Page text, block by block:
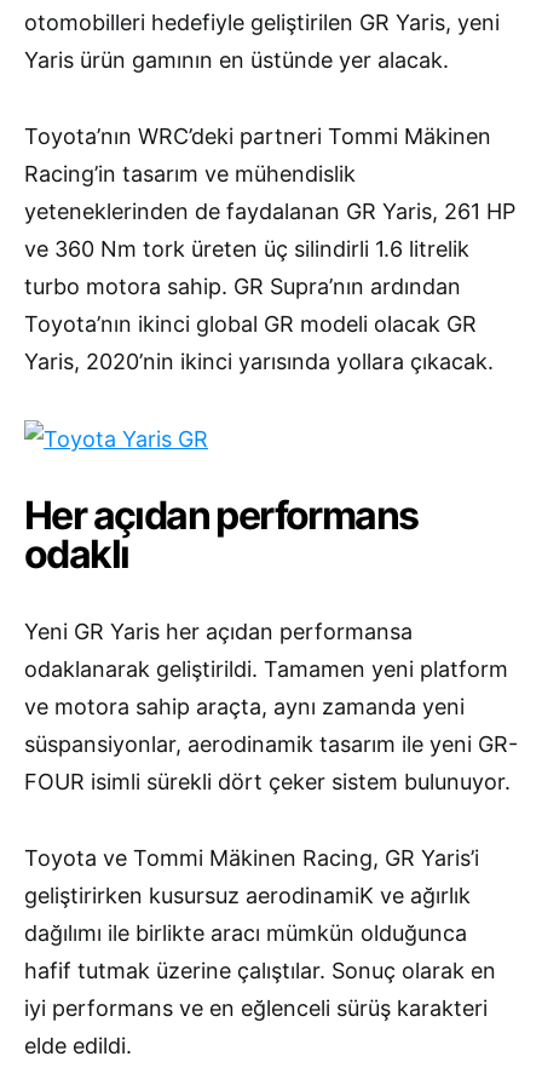
otomobilleri hedefiyle geliştirilen GR Yaris, yeni
Yaris ürün gamının en üstünde yer alacak.
Toyota’nın WRC’deki partneri Tommi Mäkinen
Racing’in tasarım ve mühendislik
yeteneklerinden de faydalanan GR Yaris, 261 HP
ve 360 Nm tork üreten üç silindirli 1.6 litrelik
turbo motora sahip. GR Supra’nın ardından
Toyota’nın ikinci global GR modeli olacak GR
Yaris, 2020’nin ikinci yarısında yollara çıkacak.
Her açıdan performans
odaklı
Yeni GR Yaris her açıdan performansa
odaklanarak geliştirildi. Tamamen yeni platform
ve motora sahip araçta, aynı zamanda yeni
süspansiyonlar, aerodinamik tasarım ile yeni GR-
FOUR isimli sürekli dört çeker sistem bulunuyor.
Toyota ve Tommi Mäkinen Racing, GR Yaris’i
geliştirirken kusursuz aerodinamiK ve ağırlık
dağılımı ile birlikte aracı mümkün olduğunca
hafif tutmak üzerine çalıştılar. Sonuç olarak en
iyi performans ve en eğlenceli sürüş karakteri
elde edildi.